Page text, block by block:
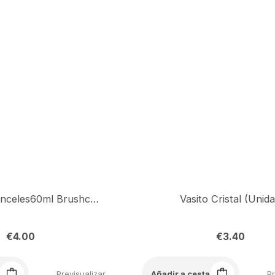
Limpiador Pinceles60ml Brushcleaner
€4.00
Vasito Cristal
€3.40